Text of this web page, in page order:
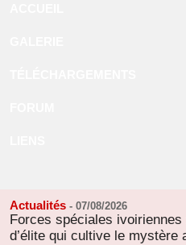
Actualités - 07/08/2026
Forces spéciales ivoiriennes
d’élite qui cultive le